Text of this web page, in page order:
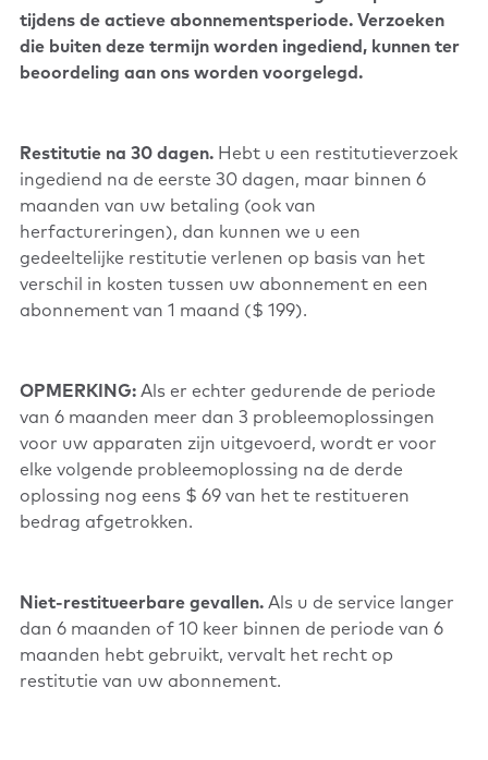
tijdens de actieve abonnementsperiode. Verzoeken
die buiten deze termijn worden ingediend, kunnen ter
beoordeling aan ons worden voorgelegd.
Restitutie na 30 dagen. Hebt u een restitutieverzoek
ingediend na de eerste 30 dagen, maar binnen 6
maanden van uw betaling (ook van
herfactureringen), dan kunnen we u een
gedeeltelijke restitutie verlenen op basis van het
verschil in kosten tussen uw abonnement en een
abonnement van 1 maand ($ 199).
OPMERKING: Als er echter gedurende de periode
van 6 maanden meer dan 3 probleemoplossingen
voor uw apparaten zijn uitgevoerd, wordt er voor
elke volgende probleemoplossing na de derde
oplossing nog eens $ 69 van het te restitueren
bedrag afgetrokken.
Niet-restitueerbare gevallen. Als u de service langer
dan 6 maanden of 10 keer binnen de periode van 6
maanden hebt gebruikt, vervalt het recht op
restitutie van uw abonnement.